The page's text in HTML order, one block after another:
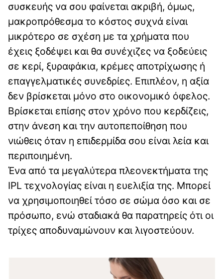
συσκευής να σου φαίνεται ακριβή, όμως,
μακροπρόθεσμα το κόστος συχνά είναι
μικρότερο σε σχέση με τα χρήματα που
έχεις ξοδέψει και θα συνέχιζες να ξοδεύεις
σε κερί, ξυραφάκια, κρέμες αποτρίχωσης ή
επαγγελματικές συνεδρίες. Επιπλέον, η αξία
δεν βρίσκεται μόνο στο οικονομικό όφελος.
Βρίσκεται επίσης στον χρόνο που κερδίζεις,
στην άνεση και την αυτοπεποίθηση που
νιώθεις όταν η επιδερμίδα σου είναι λεία και
περιποιημένη.
Ένα από τα μεγαλύτερα πλεονεκτήματα της
IPL τεχνολογίας είναι η ευελιξία της. Μπορεί
να χρησιμοποιηθεί τόσο σε σώμα όσο και σε
πρόσωπο, ενώ σταδιακά θα παρατηρείς ότι οι
τρίχες αποδυναμώνουν και λιγοστεύουν.